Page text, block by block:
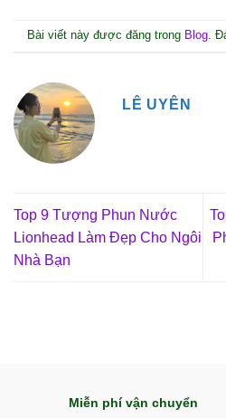
Bài viết này được đăng trong Blog.
LÊ UYÊN
Top 9 Tượng Phun Nước
Lionhead Làm Đẹp Cho Ngôi
Nhà Bạn
Miễn phí vận chuyển